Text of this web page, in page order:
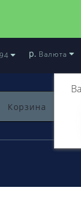
р. Валюта
Корзина